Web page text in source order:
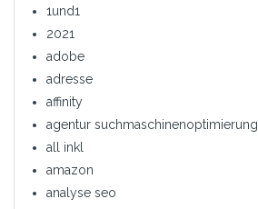
1und1
2021
adobe
adresse
affinity
agentur suchmaschinenoptimierung
all inkl
amazon
analyse seo